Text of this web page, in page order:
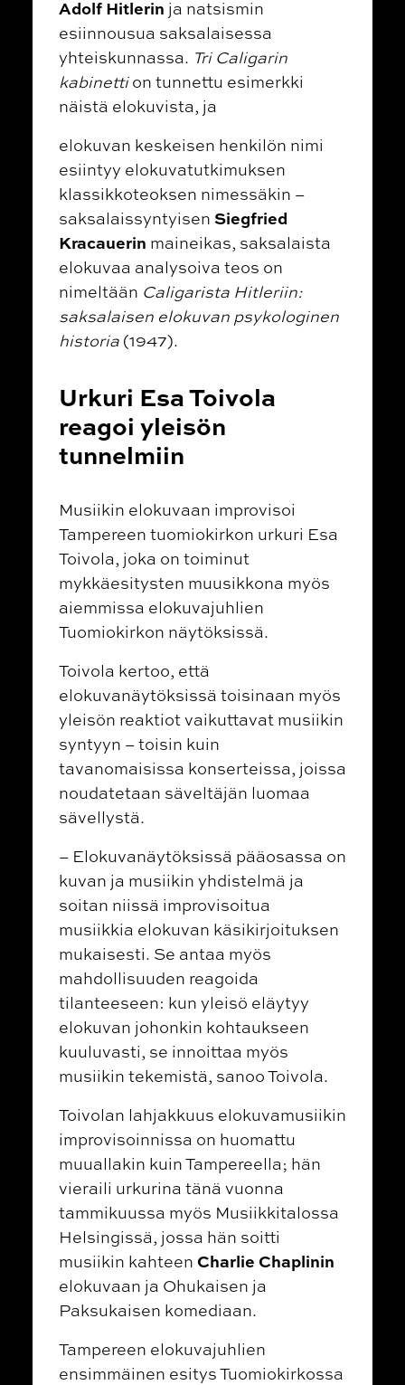
Adolf Hitlerin ja natsismin
esiinnousua saksalaisessa
yhteiskunnassa. Tri Caligarin
kabinettion tunnettu esimerkki
näistä elokuvista, ja
elokuvan keskeisen henkilön nimi
esiintyy elokuvatutkimuksen
klassikkoteoksen nimessäkin –
saksalaissyntyisen Siegfried
Kracauerin maineikas, saksalaista
elokuvaa analysoiva teos on
nimeltään Caligarista Hitleriin:
saksalaisen elokuvan psykologinen
historia(1947).
Urkuri Esa Toivola
reagoi yleisön
tunnelmiin
Musiikin elokuvaan improvisoi
Tampereen tuomiokirkon urkuri Esa
Toivola, joka on toiminut
mykkäesitysten muusikkona myös
aiemmissa elokuvajuhlien
Tuomiokirkon näytöksissä.
Toivola kertoo, että
elokuvanäytöksissä toisinaan myös
yleisön reaktiot vaikuttavat musiikin
syntyyn – toisin kuin
tavanomaisissa konserteissa, joissa
noudatetaan säveltäjän luomaa
sävellystä.
– Elokuvanäytöksissä pääosassa on
kuvan ja musiikin yhdistelmä ja
soitan niissä improvisoitua
musiikkia elokuvan käsikirjoituksen
mukaisesti. Se antaa myös
mahdollisuuden reagoida
tilanteeseen: kun yleisö eläytyy
elokuvan johonkin kohtaukseen
kuuluvasti, se innoittaa myös
musiikin tekemistä, sanoo Toivola.
Toivolan lahjakkuus elokuvamusiikin
improvisoinnissa on huomattu
muuallakin kuin Tampereella; hän
vieraili urkurina tänä vuonna
tammikuussa myös Musiikkitalossa
Helsingissä, jossa hän soitti
musiikin kahteen Charlie Chaplinin
elokuvaan ja Ohukaisen ja
Paksukaisen komediaan.
Tampereen elokuvajuhlien
ensimmäinen esitys Tuomiokirkossa